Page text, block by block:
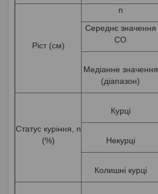
Ріст (см)
n
Середнє значення
СО
Медіанне значення
(діапазон)
Статус куріння, n
(%)
Курці
Некурці
Колишні курці